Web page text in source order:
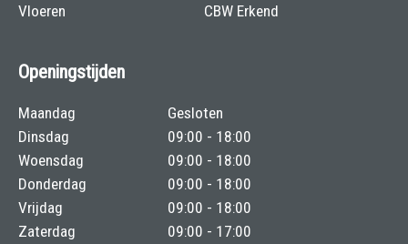
Vloeren
CBW Erkend
Openingstijden
Maandag
Gesloten
Dinsdag
09:00 - 18:00
Woensdag
09:00 - 18:00
Donderdag
09:00 - 18:00
Vrijdag
09:00 - 18:00
Zaterdag
09:00 - 17:00